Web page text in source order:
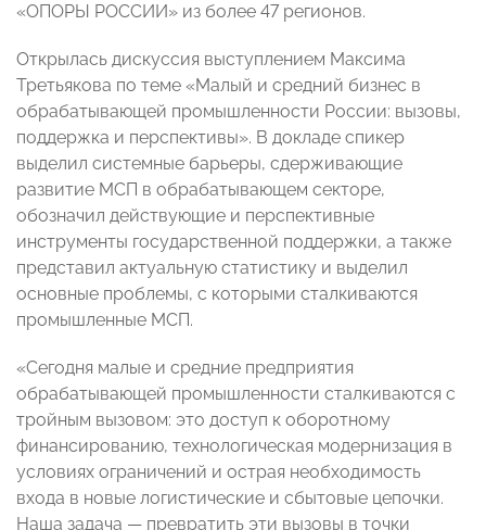
«ОПОРЫ РОССИИ» из более 47 регионов.
Открылась дискуссия выступлением Максима
Третьякова по теме «Малый и средний бизнес в
обрабатывающей промышленности России: вызовы,
поддержка и перспективы». В докладе спикер
выделил системные барьеры, сдерживающие
развитие МСП в обрабатывающем секторе,
обозначил действующие и перспективные
инструменты государственной поддержки, а также
представил актуальную статистику и выделил
основные проблемы, с которыми сталкиваются
промышленные МСП.
«Сегодня малые и средние предприятия
обрабатывающей промышленности сталкиваются с
тройным вызовом: это доступ к оборотному
финансированию, технологическая модернизация в
условиях ограничений и острая необходимость
входа в новые логистические и сбытовые цепочки.
Наша задача — превратить эти вызовы в точки